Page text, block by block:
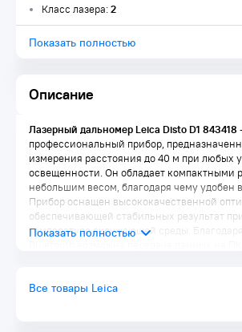
Описание
Класс лазера:2
Показать полностью
Лазерный дальномер Leica Disto D1 843418
профессиональный прибор,
измерения расстояния до 40 м при любых
освещенности. Он обладает компактными
небольшим весом, благодаря чему удобен
Прибор оснащен высококачественной
обеспечивающей стабильных результат
температуре окружающей среды.
Все товары Leica